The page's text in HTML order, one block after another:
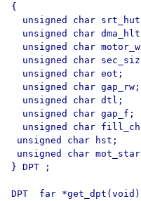
{
unsigned char
unsigned char
unsigned char
unsigned char
  unsigned char eot;
  unsigned char gap_rw;
  unsigned char dtl;
  unsigned char gap_f;
unsigned char
unsigned char hst;
unsigned char
} DPT ;
DPT  far